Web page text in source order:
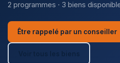
2 programmes · 3 biens
Être rappelé par un conseiller
Voir tous les biens